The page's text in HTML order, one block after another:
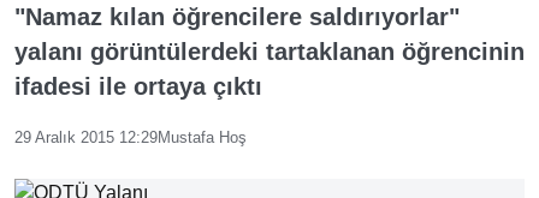
"Namaz kılan öğrencilere saldırıyorlar"
yalanı görüntülerdeki tartaklanan öğrencinin
ifadesi ile ortaya çıktı
29 Aralık 2015 12:29Mustafa Hoş